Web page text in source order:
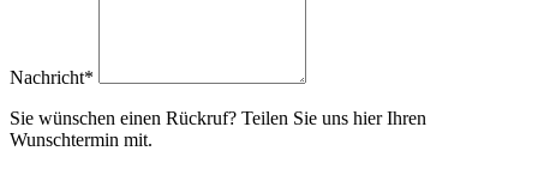
Nachricht*
Sie wünschen einen Rückruf? Teilen Sie uns hier Ihren
Wunschtermin mit.